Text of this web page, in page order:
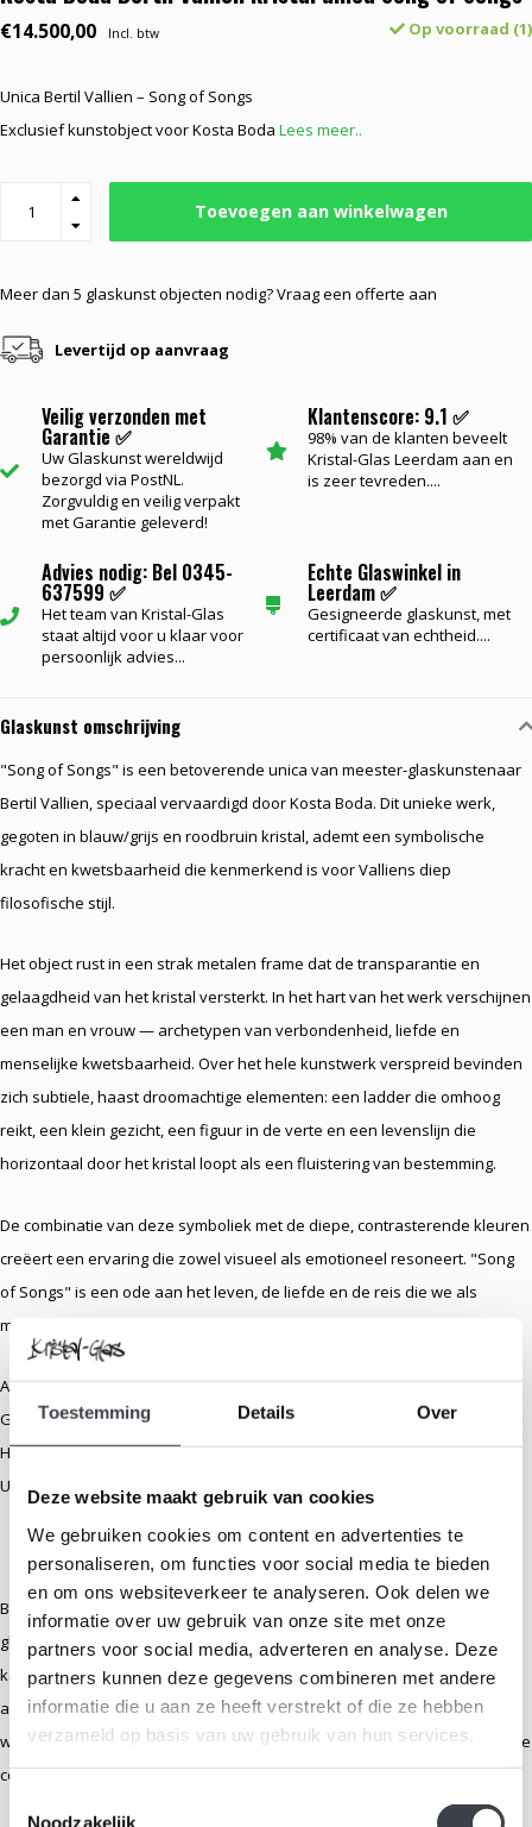
Toestemming Details Over
Deze website maakt gebruik van cookies
We gebruiken cookies om content en advertenties te
personaliseren, om functies voor social media te bieden
en om ons websiteverkeer te analyseren. Ook delen we
informatie over uw gebruik van onze site met onze
partners voor social media, adverteren en analyse. Deze
partners kunnen deze gegevens combineren met andere
informatie die u aan ze heeft verstrekt of die ze hebben
verzameld op basis van uw gebruik van hun services.
Noodzakelijk
€14.500,00 Incl. btw Op voorraad (1)
Unica Bertil Vallien – Song of Songs
Exclusief kunstobject voor Kosta Boda Lees meer..
Toevoegen aan winkelwagen
Meer dan 5 glaskunst objecten nodig? Vraag een offerte aan
Levertijd op aanvraag
Veilig verzonden met
Garantie ✅
Uw Glaskunst wereldwijd
bezorgd via PostNL.
Zorgvuldig en veilig verpakt
met Garantie geleverd!
Klantenscore: 9.1 ✅
98% van de klanten beveelt
Kristal-Glas Leerdam aan en
is zeer tevreden....
Advies nodig: Bel 0345-
637599 ✅
Het team van Kristal-Glas
staat altijd voor u klaar voor
persoonlijk advies...
Echte Glaswinkel in
Leerdam ✅
Gesigneerde glaskunst, met
certificaat van echtheid....
Glaskunst omschrijving
"Song of Songs" is een betoverende unica van meester-glaskunstenaar
Bertil Vallien, speciaal vervaardigd door Kosta Boda. Dit unieke werk,
gegoten in blauw/grijs en roodbruin kristal, ademt een symbolische
kracht en kwetsbaarheid die kenmerkend is voor Valliens diep
filosofische stijl.
Het object rust in een strak metalen frame dat de transparantie en
gelaagdheid van het kristal versterkt. In het hart van het werk verschijnen
een man en vrouw — archetypen van verbondenheid, liefde en
menselijke kwetsbaarheid. Over het hele kunstwerk verspreid bevinden
zich subtiele, haast droomachtige elementen: een ladder die omhoog
reikt, een klein gezicht, een figuur in de verte en een levenslijn die
horizontaal door het kristal loopt als een fluistering van bestemming.
De combinatie van deze symboliek met de diepe, contrasterende kleuren
creëert een ervaring die zowel visueel als emotioneel resoneert. "Song
of Songs" is een ode aan het leven, de liefde en de reis die we als
mensen maken — gevangen in tijdloos kristal.
Afmeting: Unica in metalen frame – afmetingen op aanvraag
Gesigneerd: Bertil Vallien – Kosta Boda
Herkomst: Zweden
Unica – uniek stuk, éénmalig vervaardigd
Bertil Vallien is een toonaangevende naam binnen de Zweedse
glaskunst en al decennialang verbonden aanKosta Boda. Zijn
karakteristieke sculpturen kenmerken zich door een sterke vormtaal,
ambachtelijk vakmanschap en een diepere symbolische betekenis. Het
werk van Vallien is wereldwijd vertegenwoordigd in musea en particuliere
collecties.